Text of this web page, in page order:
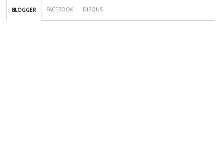
BLOGGER FACEBOOK DISQUS